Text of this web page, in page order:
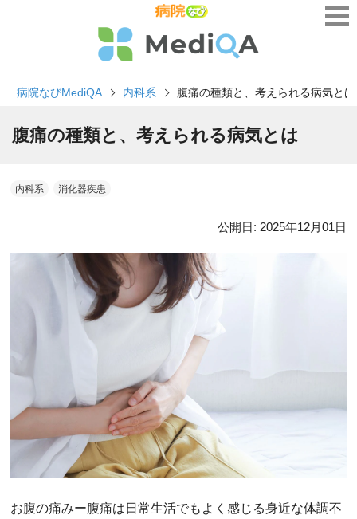
病院なびMediQA 内科系 腹痛の種類と、考えられる病気とは
腹痛の種類と、考えられる病気とは
内科系 消化器疾患
公開日: 2025年12月01日
お腹の痛みー腹痛は日常生活でもよく感じる身近な体調不